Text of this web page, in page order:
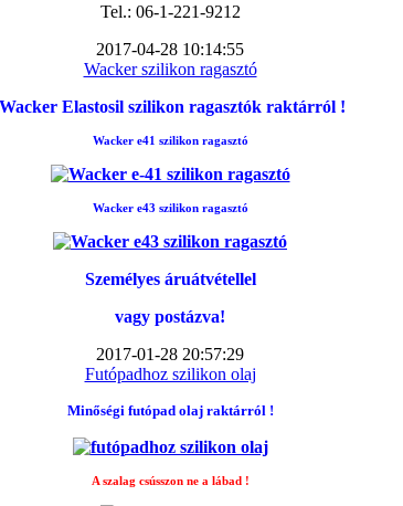
Tel.: 06-1-221-9212
2017-04-28 10:14:55
Wacker szilikon ragasztó
Wacker Elastosil szilikon ragasztók raktárról !
Wacker e41 szilikon ragasztó
Wacker e43 szilikon ragasztó
Személyes áruátvétellel
vagy postázva!
2017-01-28 20:57:29
Futópadhoz szilikon olaj
Minőségi futópad olaj raktárról !
A szalag csússzon ne a lábad !